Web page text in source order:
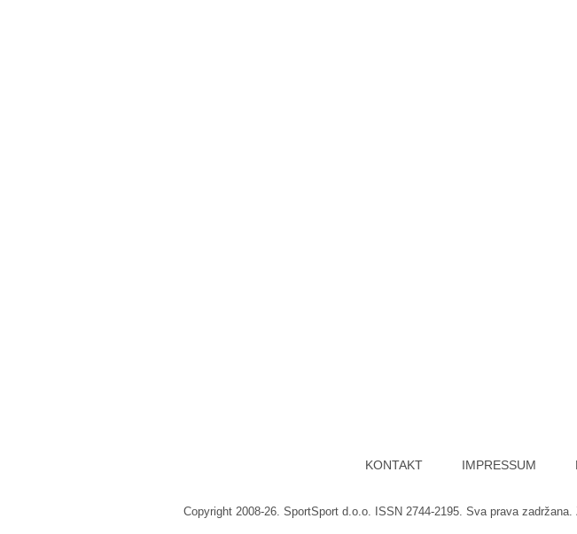
KONTAKT IMPRESSUM
Copyright 2008-26. SportSport d.o.o. ISSN 2744-2195. Sva prava